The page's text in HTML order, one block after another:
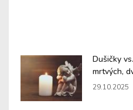
Dušičky
mrtvých,
29.10.2025